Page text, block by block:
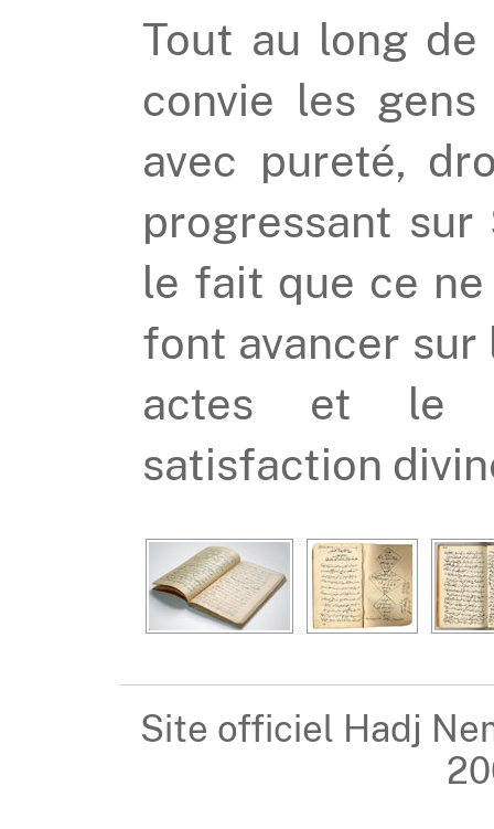
Tout au long
convie les
avec pureté,
progressant
le fait que ce
font avancer sur
actes et le
satisfaction
Site officiel Hadj